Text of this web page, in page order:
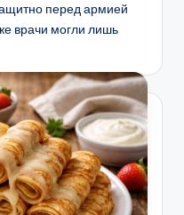
перед армией
врачи могли лишь